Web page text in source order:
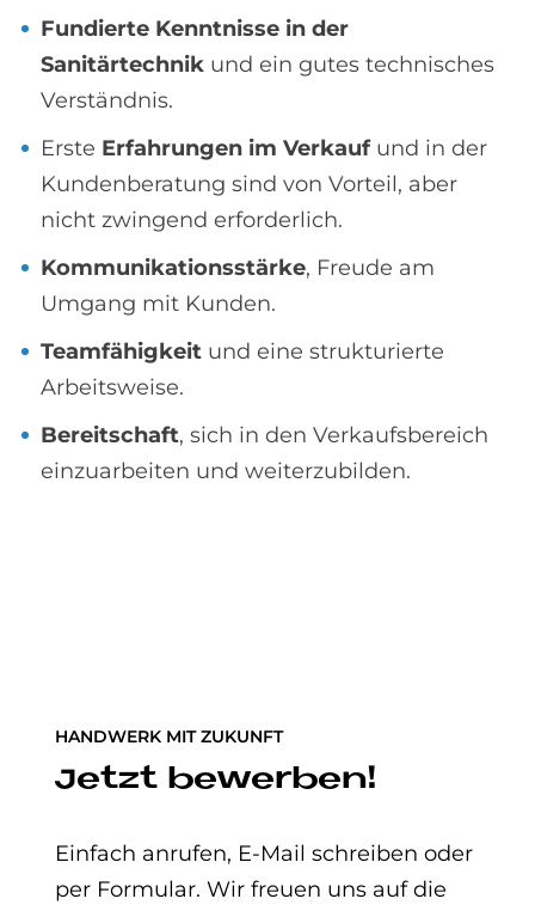
Fundierte Kenntnisse in der
Sanitärtechnik und ein gutes technisches
Verständnis.
Erste Erfahrungen im Verkaufund in der
Kundenberatung sind von Vorteil, aber
nicht zwingend erforderlich.
Kommunikationsstärke, Freude am
Umgang mit Kunden.
Teamfähigkeit und eine strukturierte
Arbeitsweise.
Bereitschaft, sich in den Verkaufsbereich
einzuarbeiten und weiterzubilden.
HANDWERK MIT ZUKUNFT
Jetzt bewerben!
Einfach anrufen, E-Mail schreiben oder
per Formular. Wir freuen uns auf die